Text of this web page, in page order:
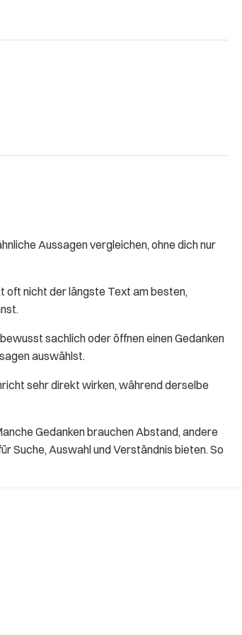
Aussagen vergleichen, ohne dich nur
oft nicht der längste Text am besten,
sachlich oder öffnen einen Gedanken
auswählst.
sehr direkt wirken, während derselbe
Gedanken brauchen Abstand, andere
Suche, Auswahl und Verständnis bieten. So